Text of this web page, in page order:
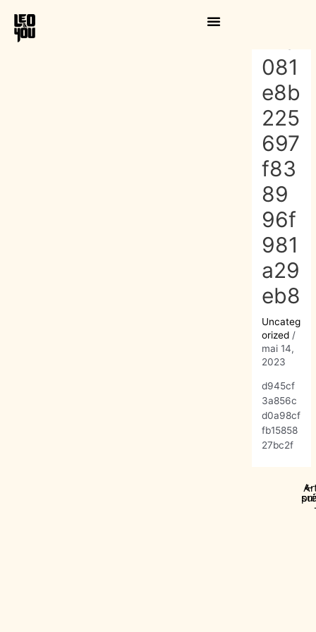
contenu
081
e8b
225
697
f83
89
96f
981
a29
eb8
Uncateg
orized /
mai 14,
2023
d945cf
3a856c
d0a98cf
fb15858
27bc2f
←